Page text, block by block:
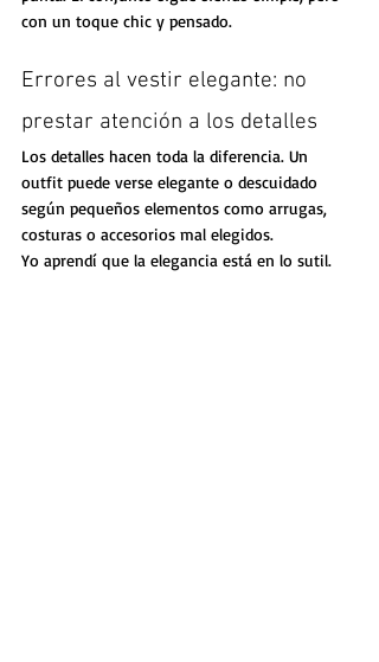
con un toque chic y pensado.
Errores al vestir elegante: no
prestar atención a los detalles
Los detalles hacen toda la diferencia. Un
outfit puede verse elegante o descuidado
según pequeños elementos como arrugas,
costuras o accesorios mal elegidos.
Yo aprendí que la elegancia está en lo sutil.